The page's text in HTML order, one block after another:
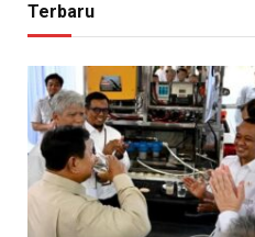
Terbaru